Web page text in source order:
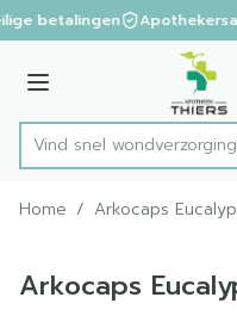
Ga naar de inhoud
1 van 1
betalingen
Menu
Product, merk,
Vind snel wondverzorg
Home / Arkocaps
Arkocaps